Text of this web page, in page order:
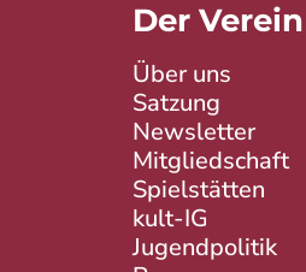
Der Verein
Über uns
Satzung
Newsletter
Mitgliedschaft
Spielstätten
kult-IG
Jugendpolitik